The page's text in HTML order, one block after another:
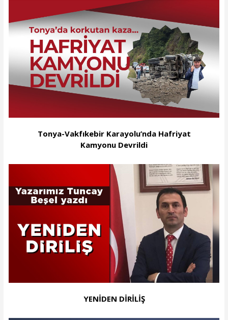
Tonya-Vakfıkebir Karayolu’nda Hafriyat
Kamyonu Devrildi
YENİDEN DİRİLİŞ